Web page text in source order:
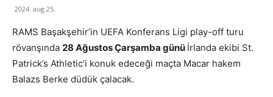
2024. aug 25.
RAMS Başakşehir’in UEFA Konferans Ligi play-off turu
rövanşında 28 Ağustos Çarşamba günü İrlanda ekibi St.
Patrick’s Athletic’i konuk edeceği maçta Macar hakem
Balazs Berke düdük çalacak.